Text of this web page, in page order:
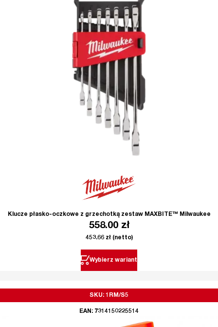
Klucze płasko-oczkowe z grzechotką zestaw MAXBITE™ Milwaukee
558.00 zł
453.66 zł(netto)
Wybierz wariant
SKU: 1RM/S5
EAN: 7314150225514